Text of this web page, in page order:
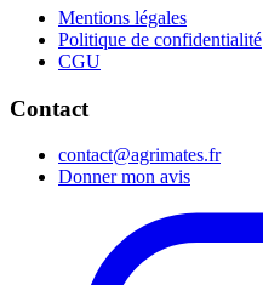
Mentions légales
Politique de confidentialité
CGU
Contact
contact@agrimates.fr
Donner mon avis